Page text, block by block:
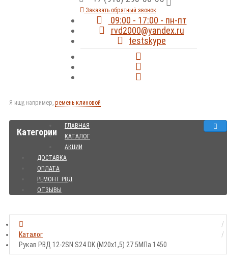
Заказать обратный звонок
09:00 - 17:00 - пн-пт
rvd2000@yandex.ru
testskype
Я ищу, например, ремень клиновой
Категории
ГЛАВНАЯ
КАТАЛОГ
АКЦИИ
ДОСТАВКА
ОПЛАТА
РЕМОНТ РВД
ОТЗЫВЫ
Каталог
Рукав РВД 12-2SN S24 DK (М20х1,5) 27.5МПа 1450